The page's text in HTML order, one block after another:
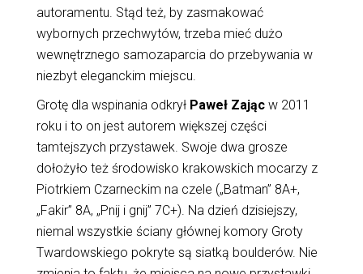
autoramentu. Stąd też, by zasmakować
wybornych przechwytów, trzeba mieć dużo
wewnętrznego samozaparcia do przebywania w
niezbyt eleganckim miejscu.
Grotę dla wspinania odkrył Paweł Zającw 2011
roku i to on jest autorem większej części
tamtejszych przystawek. Swoje dwa grosze
dołożyło też środowisko krakowskich mocarzy z
Piotrkiem Czarneckim na czele („Batman” 8A+,
„Fakir” 8A, „Pnij i gnij” 7C+). Na dzień dzisiejszy,
niemal wszystkie ściany głównej komory Groty
Twardowskiego pokryte są siatką boulderów. Nie